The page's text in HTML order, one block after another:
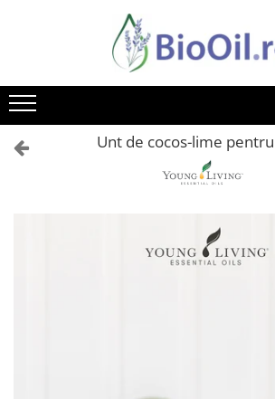
Unt de cocos-lime